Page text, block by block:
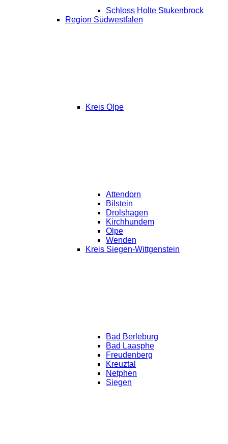
Schloss Holte Stukenbrock
Region Südwestfalen
Kreis Olpe
Attendorn
Bilstein
Drolshagen
Kirchhundem
Olpe
Wenden
Kreis Siegen-Wittgenstein
Bad Berleburg
Bad Laasphe
Freudenberg
Kreuztal
Netphen
Siegen